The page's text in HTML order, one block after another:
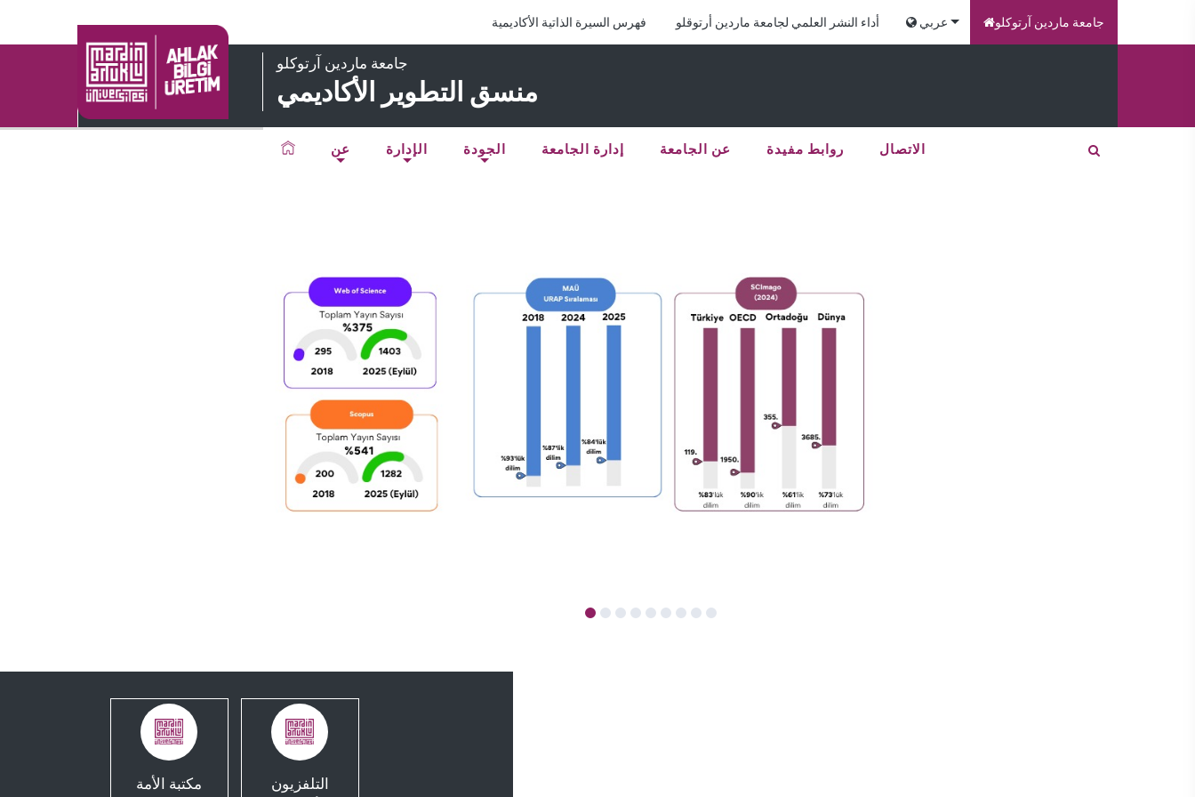
فهرس السيرة الذاتية الأكاديمية أداء النشر العلمي لجامعة ماردين أرتوقلو عربي جامعة ماردين آرتوكلو
جامعة ماردين آرتوكلو
منسق التطوير الأكاديمي
عن الإدارة الجودة إدارة الجامعة عن الجامعة روابط مفيدة الاتصال
مكتبة الأمة
التلفزيون